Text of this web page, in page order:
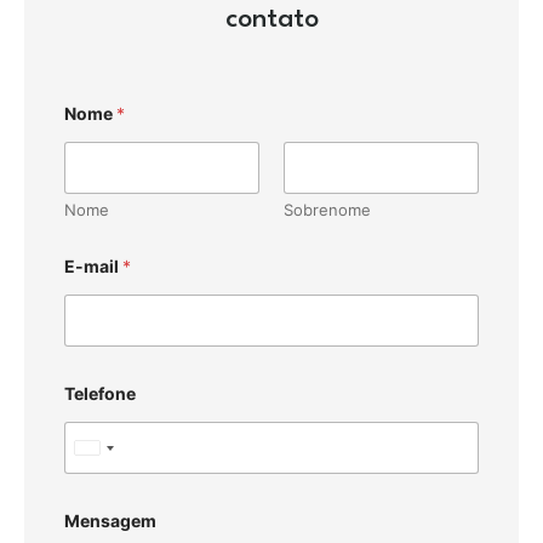
contato
Nome *
Nome Sobrenome
E-mail *
Telefone
i
Mensagem